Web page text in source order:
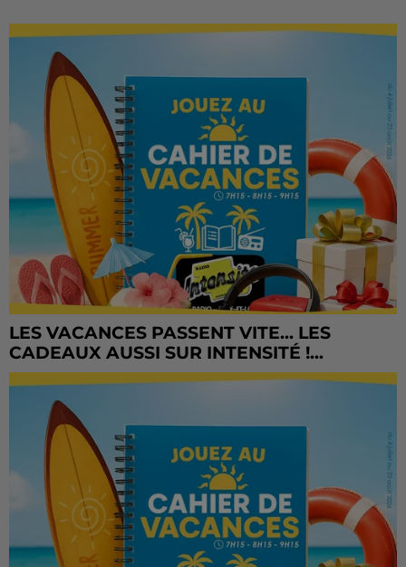
LES VACANCES PASSENT VITE... LES
CADEAUX AUSSI SUR INTENSITÉ !...